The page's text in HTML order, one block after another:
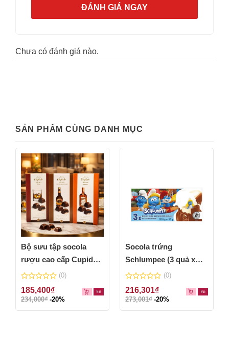
ĐÁNH GIÁ NGAY
Chưa có đánh giá nào.
SẢN PHẨM CÙNG DANH MỤC
Bộ sưu tập socola
rượu cao cấp Cupido
150g
0
out
of
5
(0)
185,400₫
234,000₫ -20%
Socola trứng
Schlumpee (3 quả x
20g)
0
out
of
5
(0)
216,301₫
273,001₫ -20%